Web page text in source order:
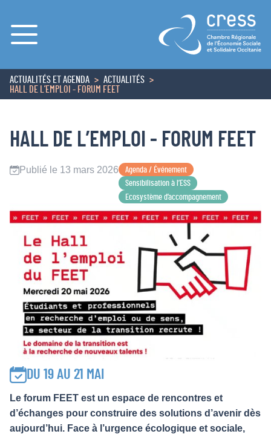
Menu
ACCUEIL
ACTUALITÉS ET AGENDA
ACTUALITÉS
HALL DE L’EMPLOI - FORUM FEET
HALL DE L’EMPLOI - FORUM FEET
Publié le 13 mars 2026
Agenda / Événement
Sensibilisation à l’ESS
Ecosystème d’accompagnement
DU 19 AU 21 MAI
Le forum FEET est un espace de rencontres et
d’échanges pour construire des solutions d’avenir dès
aujourd’hui. Face à l’urgence écologique et sociale,